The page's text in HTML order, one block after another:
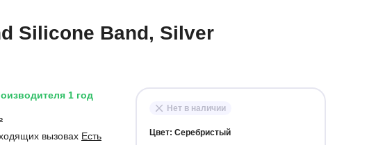
Silicone Band, Silver
1 год
вызовах Есть
Нет в наличии
Цвет: Серебристый